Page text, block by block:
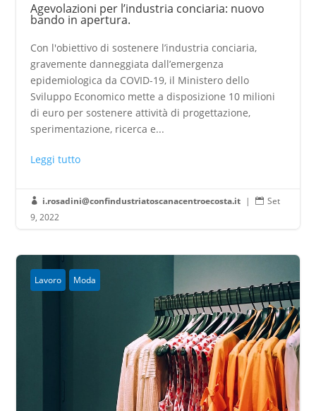
Agevolazioni per l’industria conciaria: nuovo
bando in apertura.
Con l'obiettivo di sostenere l’industria conciaria,
gravemente danneggiata dall’emergenza
epidemiologica da COVID-19, il Ministero dello
Sviluppo Economico mette a disposizione 10 milioni
di euro per sostenere attività di progettazione,
sperimentazione, ricerca e...
Leggi tutto
 i.rosadini@confindustriatoscanacentroecosta.it |  Set
9, 2022
Lavoro Moda